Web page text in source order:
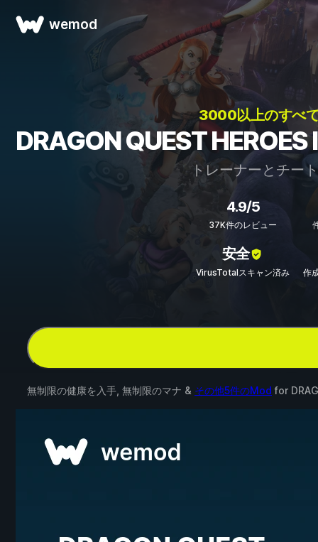
wemod
3000以上のすべ
DRAGON QUEST
トレーナーとチー
4.9/5
37K件のレビュー
安全
VirusTotalスキャン済み 作
無制限の健康を入手, 無制限のマナ & その他5件のMod for